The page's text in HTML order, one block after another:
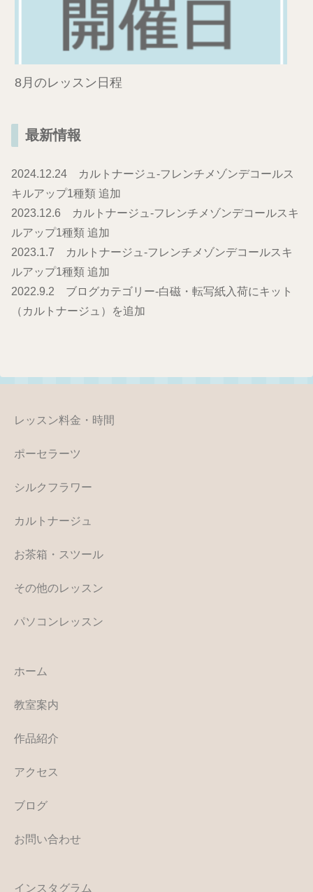
8月のレッスン日程
最新情報
2024.12.24 カルトナージュ-フレンチメゾンデコールス
キルアップ1種類 追加
2023.12.6 カルトナージュ-フレンチメゾンデコールスキ
ルアップ1種類 追加
2023.1.7 カルトナージュ-フレンチメゾンデコールスキ
ルアップ1種類 追加
2022.9.2 ブログカテゴリー-白磁・転写紙入荷にキット
（カルトナージュ）を追加
レッスン料金・時間
ポーセラーツ
シルクフラワー
カルトナージュ
お茶箱・スツール
その他のレッスン
パソコンレッスン
ホーム
教室案内
作品紹介
アクセス
ブログ
お問い合わせ
インスタグラム